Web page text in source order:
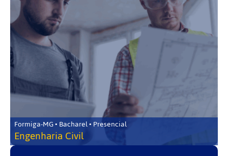
Formiga-MG • Bacharel • Presencial
Engenharia Civil